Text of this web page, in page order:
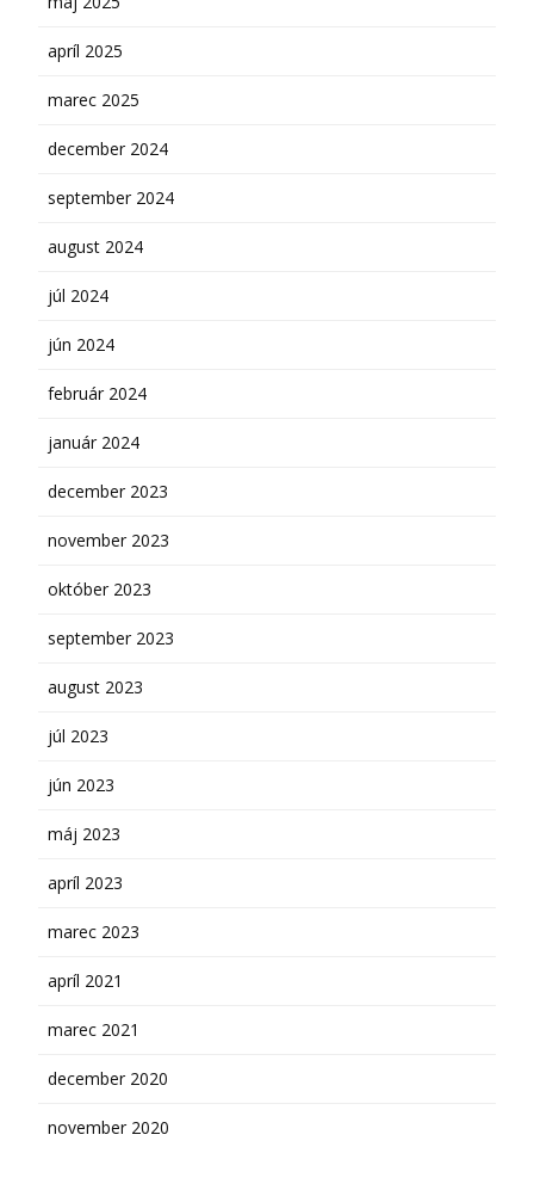
apríl 2025
marec 2025
december 2024
september 2024
august 2024
júl 2024
jún 2024
február 2024
január 2024
december 2023
november 2023
október 2023
september 2023
august 2023
júl 2023
jún 2023
máj 2023
apríl 2023
marec 2023
apríl 2021
marec 2021
december 2020
november 2020